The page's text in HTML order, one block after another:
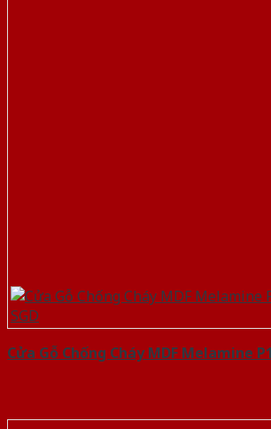
Cửa Gỗ Chống Cháy MDF Melamine